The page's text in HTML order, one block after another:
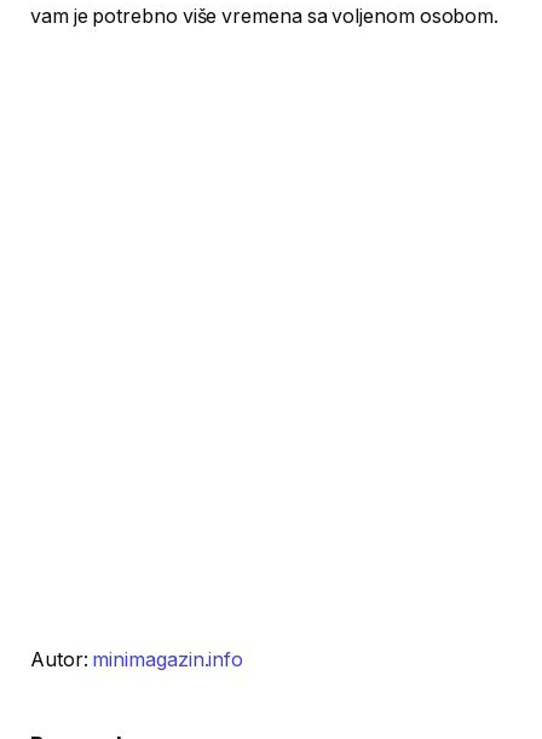
vam je potrebno više vremena sa voljenom osobom.
Autor: minimagazin.info